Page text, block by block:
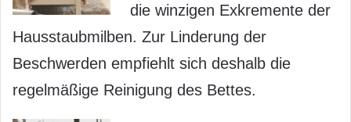
die winzigen Exkremente der
Hausstaubmilben. Zur Linderung der
Beschwerden empfiehlt sich deshalb die
regelmäßige Reinigung des Bettes.